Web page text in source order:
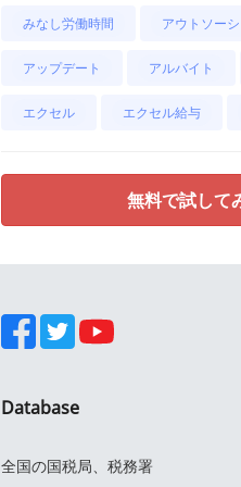
みなし労働時間 アウトソー
アップデート アルバイト
エクセル エクセル給与
無料で試して
Database
全国の国税局、税務署